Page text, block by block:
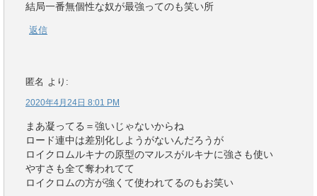
結局一番無個性な奴が最強ってのも笑い所
返信
匿名 より:
2020年4月24日 8:01 PM
まあ凝ってる＝強いじゃないからね
ロード連中は差別化しようがないんだろうが
ロイクロムルキナの原型のマルスがルキナに強さも使い
やすさも全て奪われてて
ロイクロムの方が強くて使われてるのもお笑い